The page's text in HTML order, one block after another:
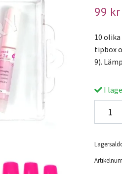
99 kr
10
tipbox
9).
I